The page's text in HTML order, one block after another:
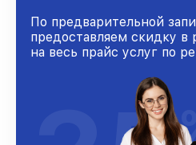
По предварительной
предоставляем скидку в
на весь прайс услуг по